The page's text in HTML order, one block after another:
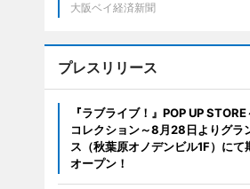
大阪ベイ経済新聞
プレスリリース
『ラブライブ！』POP UP
コレクション～8月28日よりグラ
ス（秋葉原オノデンビル1F）にて
オープン！